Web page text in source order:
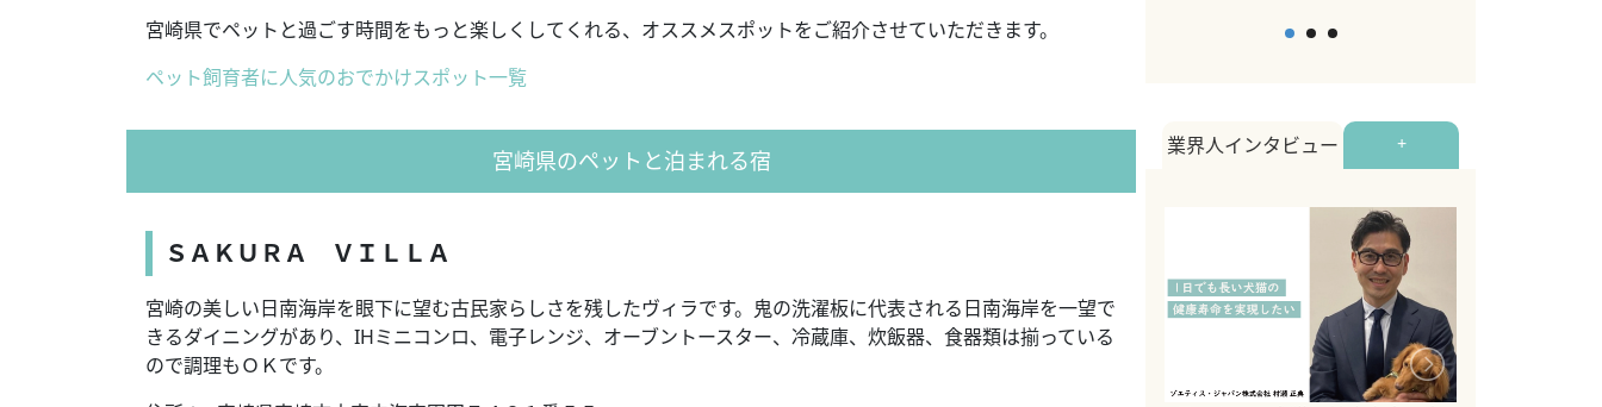
宮崎県でペットと過ごす時間をもっと楽しくしてくれる、オススメスポットをご紹介させていただきます。
ペット飼育者に人気のおでかけスポット一覧
宮崎県のペットと泊まれる宿
ＳＡＫＵＲＡ ＶＩＬＬＡ
宮崎の美しい日南海岸を眼下に望む古民家らしさを残したヴィラです。鬼の洗濯板に代表される日南海岸を一望で
きるダイニングがあり、IHミニコンロ、電子レンジ、オーブントースター、冷蔵庫、炊飯器、食器類は揃っている
ので調理もＯＫです。
業界人インタビュー +